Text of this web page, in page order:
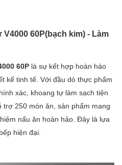
3,4kW
3,4kW
chì (2): 16 A
60P(bạch kim) - Làm
60P là sự kết hợp hoàn hảo
kế tinh tế. Với đầu dò thực phẩm
xác, khoang tự làm sạch tiện
trợ 250 món ăn, sản phẩm mang
nấu ăn hoàn hảo. Đây là lựa
hiện đại.